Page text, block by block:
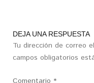
DEJA UNA RESPUESTA
Tu dirección de correo
campos obligatorios